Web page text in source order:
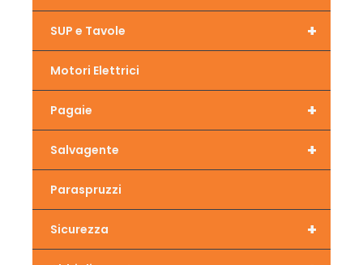
+
SUP e Tavole
Motori Elettrici
+
Pagaie
+
Salvagente
Paraspruzzi
+
Sicurezza